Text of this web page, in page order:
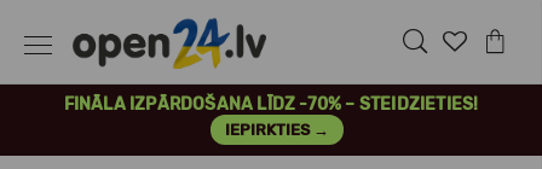
FINĀLA IZPĀRDOŠANA LĪDZ -70% – STEIDZIETIES!
IEPIRKTIES →